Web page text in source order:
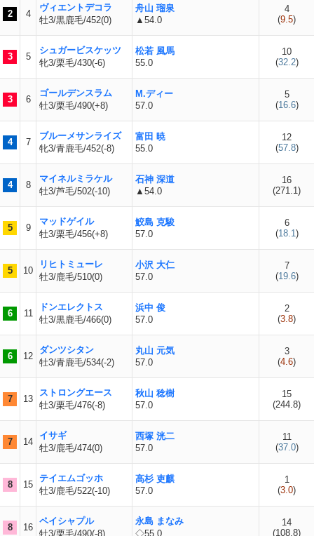
2 4
ヴィエントデコラ
牡3/黒鹿毛/452(0)
舟山 瑠泉
▲54.0
4
(9.5)
3 5
シュガービスケッツ
牝3/栗毛/430(-6)
松若 風馬
55.0
10
(32.2)
3 6
ゴールデンスラム
牡3/栗毛/490(+8)
M.ディー
57.0
5
(16.6)
4 7
ブルーメサンライズ
牝3/青鹿毛/452(-8)
富田 暁
55.0
12
(57.8)
4 8
マイネルミラケル
牡3/芦毛/502(-10)
石神 深道
▲54.0
16
(271.1)
5 9
マッドゲイル
牡3/栗毛/456(+8)
鮫島 克駿
57.0
6
(18.1)
5 10
リヒトミューレ
牡3/鹿毛/510(0)
小沢 大仁
57.0
7
(19.6)
6 11
ドンエレクトス
牡3/黒鹿毛/466(0)
浜中 俊
57.0
2
(3.8)
6 12
ダンツシタン
牡3/青鹿毛/534(-2)
丸山 元気
57.0
3
(4.6)
7 13
ストロングエース
牡3/栗毛/476(-8)
秋山 稔樹
57.0
15
(244.8)
7 14
イサギ
牡3/鹿毛/474(0)
西塚 洸二
57.0
11
(37.0)
8 15
テイエムゴッホ
牡3/鹿毛/522(-10)
高杉 吏麒
57.0
1
(3.0)
8 16
ペイシャプル
牡3/栗毛/490(-8)
永島 まなみ
◇55.0
14
(108.8)